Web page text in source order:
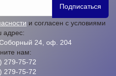
Подписаться
и согласен с условиями
адрес:
Соборный 24, оф. 204
нам:
279-75-72
279-75-72